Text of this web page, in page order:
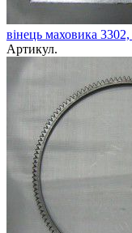
вінець маховика
Артикул.